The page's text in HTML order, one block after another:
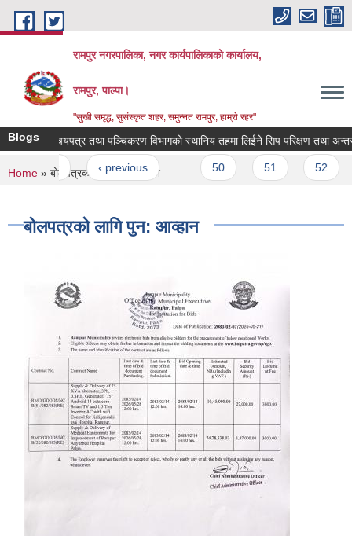
Skip to main content
रामपुर नगरपालिका, नगर कार्यपालिकाको कार्यालय,
रामपुर, पाल्पा।
"सुखी समृद्ध, सुसंस्कृत शहर, समुन्नत रामपुर, हाम्रो रहर"
Blogsपरिचयपत्र तथा पञ्चिकरण विभागको स्थानिय तहमा लिईने सिप परिक्षण तथा
‹ previous …
You are here
Home » बोलपत्रको लागि पुन: आव्हान
बोलपत्रको लागि पुन: आव्हान